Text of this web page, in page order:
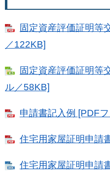
固定資産評価証明等
／122KB]
固定資産評価証明等
ル／58KB]
申請書記入例 [PDF
住宅用家屋証明申請
住宅用家屋証明申請